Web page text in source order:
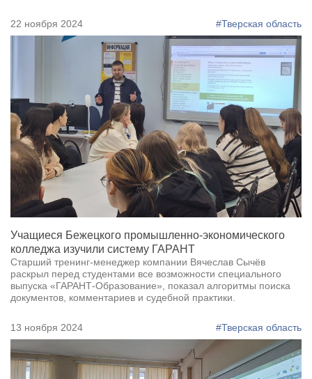
22 ноября 2024 #Тверская область
Учащиеся Бежецкого промышленно-экономического
колледжа изучили систему ГАРАНТ
Старший тренинг-менеджер компании Вячеслав Сычёв
раскрыл перед студентами все возможности специального
выпуска «ГАРАНТ-Образование», показал алгоритмы поиска
документов, комментариев и судебной практики.
13 ноября 2024 #Тверская область